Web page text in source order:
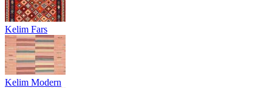
Kelim Fars
Kelim Modern